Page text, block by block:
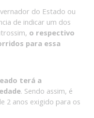
do Estado ou
de indicar um dos
o respectivo
para essa
terá a
. Sendo assim, é
2 anos exigido para os